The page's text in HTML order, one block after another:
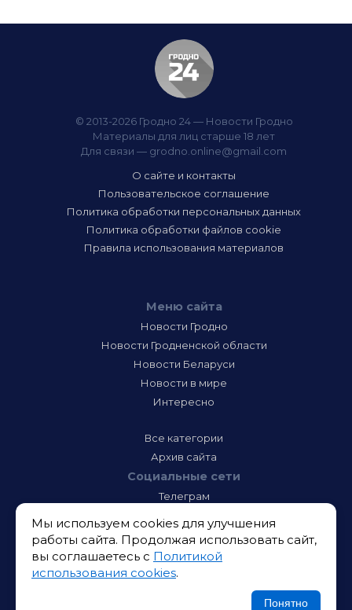
© 2013-2026 Гродно 24 — Новости Гродно
Материалы для лиц старше 18 лет
Для связи — grodno.online@gmail.com
О сайте и контакты
Пользовательское соглашение
Политика обработки персональных данных
Политика обработки файлов cookie
Правила использования материалов
Меню сайта
Новости Гродно
Новости Гродненской области
Новости Беларуси
Новости в мире
Интересно
Все категории
Архив сайта
Социальные сети
Телеграм
Инстаграм
Тик-Ток
Одноклассники
ВК
Мы используем cookies для улучшения
работы сайта. Продолжая использовать сайт,
вы соглашаетесь с Политикой
использования cookies.
Понятно